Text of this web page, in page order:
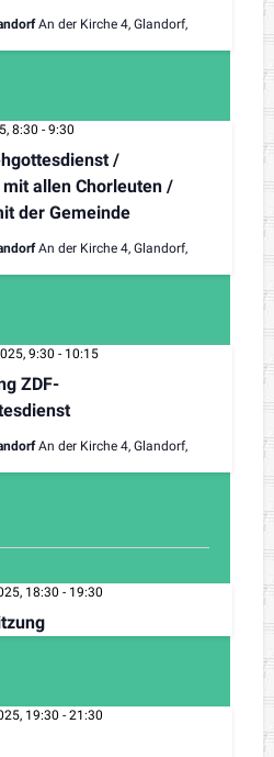
An der Kirche 4, Glandorf,
/
allen Chorleuten /
der Gemeinde
8:30 - 9:30
An der Kirche 4, Glandorf,
ZDF-
9:30 - 10:15
An der Kirche 4, Glandorf,
18:30 - 19:30
19:30 - 21:30